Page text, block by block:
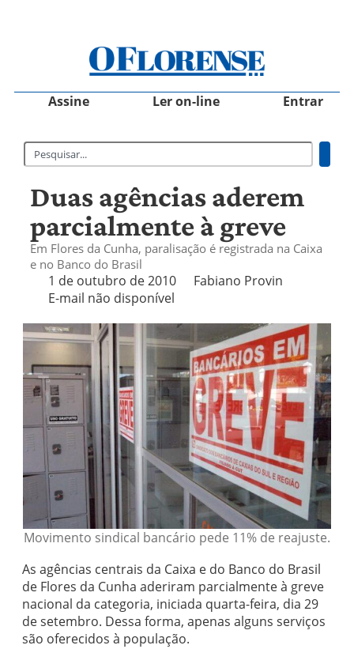
Assine Ler on-line Entrar
Duas agências aderem
parcialmente à greve
Em Flores da Cunha, paralisação é registrada na Caixa
e no Banco do Brasil
1 de outubro de 2010
Fabiano Provin
E-mail não disponível
Movimento sindical bancário pede 11% de reajuste.
As agências centrais da Caixa e do Banco do Brasil
de Flores da Cunha aderiram parcialmente à greve
nacional da categoria, iniciada quarta-feira, dia 29
de setembro. Dessa forma, apenas alguns serviços
são oferecidos à população.